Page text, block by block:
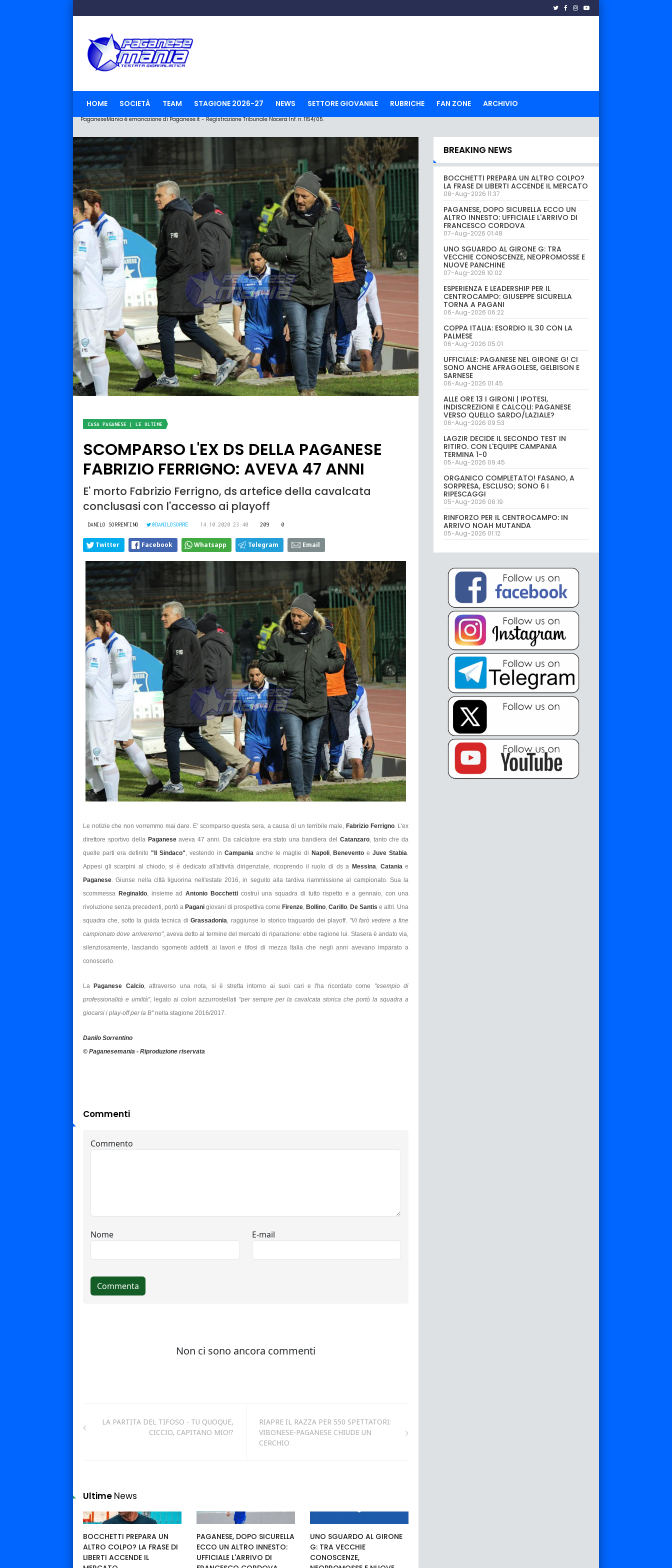
HOME SOCIETÀ TEAM STAGIONE 2026-27 NEWS SETTORE GIOVANILE RUBRICHE FAN ZONE ARCHIVIO
PaganeseMania è emanazione di Paganese.it - Registrazione Tribunale Nocera Inf. n. 1154/05.
CASA PAGANESE | LE ULTIME
SCOMPARSO L'EX DS DELLA PAGANESE
FABRIZIO FERRIGNO: AVEVA 47 ANNI
E' morto Fabrizio Ferrigno, ds artefice della cavalcata
conclusasi con l'accesso ai playoff
DANILO SORRENTINO @DANILOSORRE 14.10.2020 23:40 209 0
Twitter Facebook Whatsapp Telegram Email
Le notizie che non vorremmo mai dare. E' scomparso questa sera, a causa di un terribile male, Fabrizio Ferrigno. L'ex
direttore sportivo della Paganeseaveva 47 anni. Da calciatore era stato una bandiera del Catanzaro, tanto che da
quelle parti era definito "Il Sindaco", vestendo in Campania anche le maglie di Napoli, Benevento eJuve Stabia.
Appesi gli scarpini al chiodo, si è dedicato all'attività dirigenziale, ricoprendo il ruolo di ds a Messina, Cataniae
Paganese. Giunse nella città liguorina nell'estate 2016, in seguito alla tardiva riammissione al campionato. Sua la
scommessa Reginaldo, insieme adAntonio Bocchetti costruì una squadra di tutto rispetto e a gennaio, con una
rivoluzione senza precedenti, portò a Paganigiovani di prospettiva come Firenze, Bollino,Carillo, De Santise altri. Una
squadra che, sotto la guida tecnica diGrassadonia, raggiunse lo storico traguardo dei playoff. "Vi farò vedere a fine
campionato dove arriveremo", aveva detto al termine del mercato di riparazione: ebbe ragione lui. Stasera è andato via,
silenziosamente, lasciando sgomenti addetti ai lavori e tifosi di mezza Italia che negli anni avevano imparato a
conoscerlo.
La Paganese Calcio, attraverso una nota, si è stretta intorno ai suoi cari e l'ha ricordato come "esempio di
professionalità e umiltà", legato ai colori azzurrostellati "per sempre per la cavalcata storica che portò la squadra a
giocarsi i play-off per la B"nella stagione 2016/2017.
Danilo Sorrentino
© Paganesemania - Riproduzione riservata
Commenti
LA PARTITA DEL TIFOSO - TU QUOQUE,
CICCIO, CAPITANO MIO!?
RIAPRE IL RAZZA PER 550 SPETTATORI:
VIBONESE-PAGANESE CHIUDE UN
CERCHIO
Ultime News
BOCCHETTI PREPARA UN
ALTRO COLPO? LA FRASE DI
LIBERTI ACCENDE IL
PAGANESE, DOPO SICURELLA
ECCO UN ALTRO INNESTO:
UFFICIALE L'ARRIVO DI
UNO SGUARDO AL GIRONE
G: TRA VECCHIE
CONOSCENZE,
BREAKING NEWS
BOCCHETTI PREPARA UN ALTRO COLPO?
LA FRASE DI LIBERTI ACCENDE IL MERCATO
08-Aug-2026 11:37
PAGANESE, DOPO SICURELLA ECCO UN
ALTRO INNESTO: UFFICIALE L'ARRIVO DI
FRANCESCO CORDOVA
07-Aug-2026 01:48
UNO SGUARDO AL GIRONE G: TRA
VECCHIE CONOSCENZE, NEOPROMOSSE E
NUOVE PANCHINE
07-Aug-2026 10:02
ESPERIENZA E LEADERSHIP PER IL
CENTROCAMPO: GIUSEPPE SICURELLA
TORNA A PAGANI
06-Aug-2026 06:22
COPPA ITALIA: ESORDIO IL 30 CON LA
PALMESE
06-Aug-2026 05:01
UFFICIALE: PAGANESE NEL GIRONE G! CI
SONO ANCHE AFRAGOLESE, GELBISON E
SARNESE
06-Aug-2026 01:45
ALLE ORE 13 I GIRONI | IPOTESI,
INDISCREZIONI E CALCOLI: PAGANESE
VERSO QUELLO SARDO/LAZIALE?
06-Aug-2026 09:53
LAGZIR DECIDE IL SECONDO TEST IN
RITIRO. CON L'EQUIPE CAMPANIA
TERMINA 1-0
05-Aug-2026 09:45
ORGANICO COMPLETATO! FASANO, A
SORPRESA, ESCLUSO; SONO 6 I
RIPESCAGGI
05-Aug-2026 06:19
RINFORZO PER IL CENTROCAMPO: IN
ARRIVO NOAH MUTANDA
05-Aug-2026 01:12